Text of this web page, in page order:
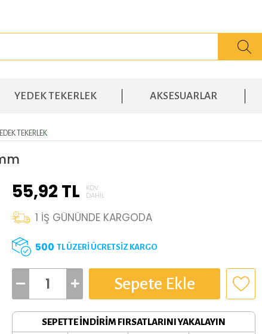
YEDEK TEKERLEK AKSESUARLAR
TEKERLEK
55,92 TL
KDV
DAHIL
1 İŞ GÜNÜNDE KARGODA
500 TL ÜZERİ ÜCRETSİZ KARGO
Sepete Ekle
SEPETTE İNDİRİM FIRSATLARINI YAKALAYIN